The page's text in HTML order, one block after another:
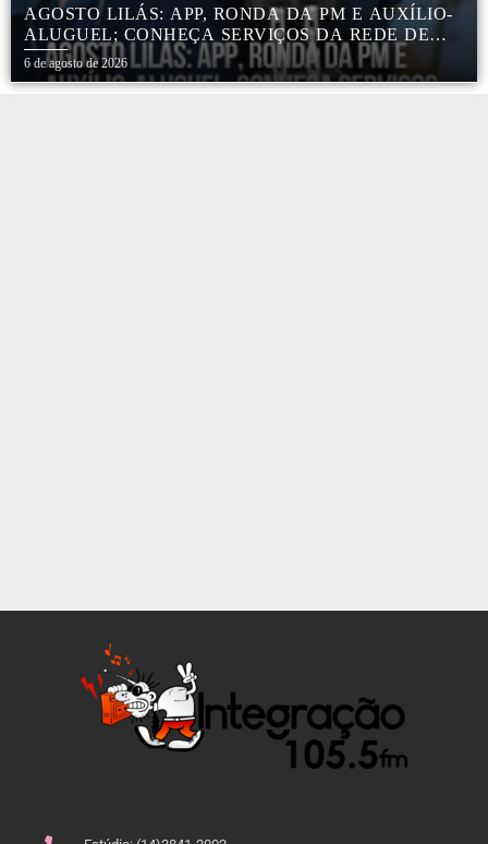
AGOSTO LILÁS: APP, RONDA DA PM E AUXÍLIO-
ALUGUEL; CONHEÇA SERVIÇOS DA REDE DE
PROTEÇÃO ÀS MULHERES NO ESTADO DE SP
6 de agosto de 2026